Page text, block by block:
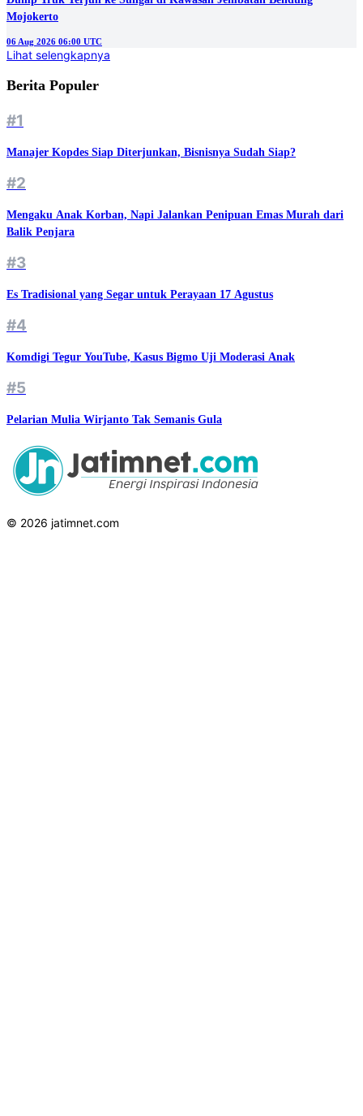
Mojokerto
06 Aug 2026 06:00 UTC
Lihat selengkapnya
Berita Populer
#1
Manajer Kopdes Siap Diterjunkan, Bisnisnya Sudah Siap?
#2
Mengaku Anak Korban, Napi Jalankan Penipuan Emas Murah dari
Balik Penjara
#3
Es Tradisional yang Segar untuk Perayaan 17 Agustus
#4
Komdigi Tegur YouTube, Kasus Bigmo Uji Moderasi Anak
#5
Pelarian Mulia Wirjanto Tak Semanis Gula
© 2026 jatimnet.com